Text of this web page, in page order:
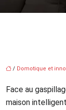
/ Domotique et
Face au
maison